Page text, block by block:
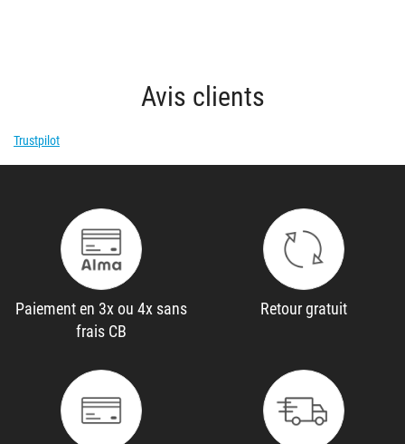
Avis clients
Trustpilot
Paiement en 3x ou 4x sans
frais CB
Retour gratuit